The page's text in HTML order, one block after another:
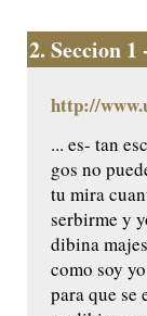
2. Seccion
http://
... es- tan
gos no
tu mira
serbirme y
dibina
como soy
para que se